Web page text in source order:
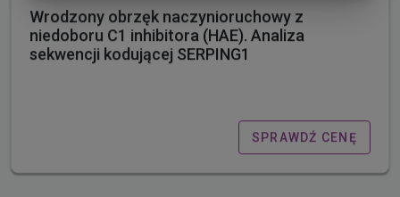
Wrodzony obrzęk naczynioruchowy z
niedoboru C1 inhibitora (HAE). Analiza
sekwencji kodującej SERPING1
SPRAWDŹ CENĘ